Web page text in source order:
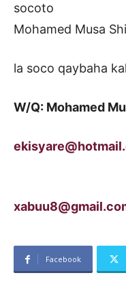
socoto
Mohamed Musa
la soco qaybaha
W/Q: Mohamed
Facebook